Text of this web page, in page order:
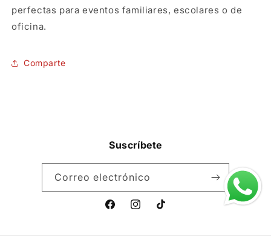
perfectas para eventos familiares, escolares o de
oficina.
SKU:Comparte
Suscríbete
Correo electrónico
FacebookInstagramTikTok